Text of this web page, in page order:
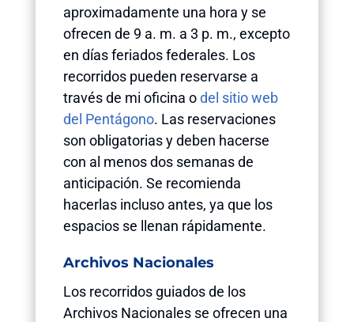
aproximadamente una hora y se
ofrecen de 9 a. m. a 3 p. m., excepto
en días feriados federales. Los
recorridos pueden reservarse a
través de mi oficina odel sitio web
del Pentágono. Las reservaciones
son obligatorias y deben hacerse
con al menos dos semanas de
anticipación. Se recomienda
hacerlas incluso antes, ya que los
espacios se llenan rápidamente.
Archivos Nacionales
Los recorridos guiados de los
Archivos Nacionales se ofrecen una